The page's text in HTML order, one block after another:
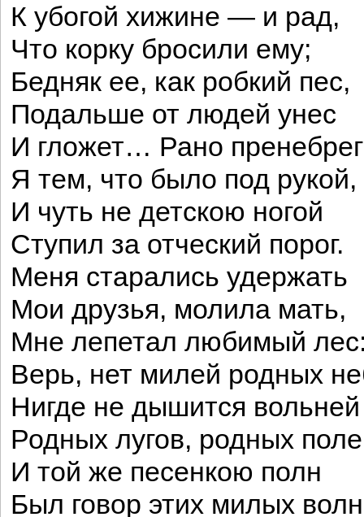
К убогой хижине — и рад,
Что корку бросили ему;
Бедняк ее, как робкий пес,
Подальше от людей унес
И гложет… Рано пренебрег
Я тем, что было под рукой,
И чуть не детскою ногой
Ступил за отческий порог.
Меня старались удержать
Мои друзья, молила мать,
Мне лепетал любимый
Верь, нет милей родных
Нигде не дышится вольней
Родных лугов, родных
И той же песенкою полн
Был говор этих милых